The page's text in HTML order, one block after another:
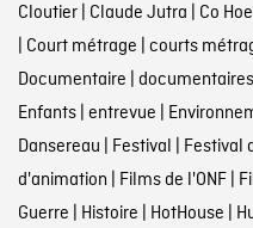
Cloutier| Claude Jutra | Co
| Court métrage | courts
Documentaire | documentaires
Enfants| entrevue |
Dansereau | Festival | Festival
d'animation | Films de l'ONF|
Guerre | Histoire | HotHouse |